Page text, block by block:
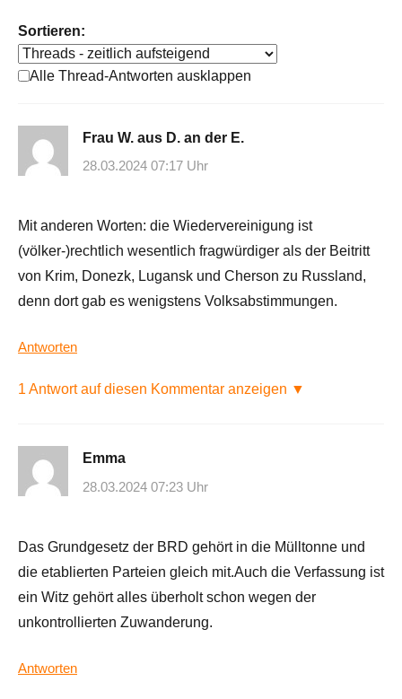
Sortieren:
Alle Thread-Antworten ausklappen
Frau W. aus D. an der E.
28.03.2024 07:17 Uhr
Mit anderen Worten: die Wiedervereinigung ist
(völker-)rechtlich wesentlich fragwürdiger als der Beitritt
von Krim, Donezk, Lugansk und Cherson zu Russland,
denn dort gab es wenigstens Volksabstimmungen.
Antworten
1 Antwort auf diesen Kommentar anzeigen ▼
Emma
28.03.2024 07:23 Uhr
Das Grundgesetz der BRD gehört in die Mülltonne und
die etablierten Parteien gleich mit.Auch die Verfassung ist
ein Witz gehört alles überholt schon wegen der
unkontrollierten Zuwanderung.
Antworten